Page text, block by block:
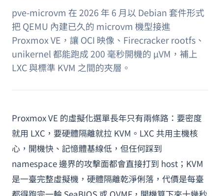
pve-microvm 在 2026 年 6 月以 Debian 套件形式
把 QEMU 內建已久的 microvm 機型接進
Proxmox VE，讓 OCI 映像、Firecracker rootfs、
unikernel 都能跑成 200 毫秒開機的 µVM，補上
LXC 與標準 KVM 之間的夾層。
Proxmox VE 的虛擬化選單長年只有兩條路：要密度
就用 LXC，要硬體隔離就拉 KVM。LXC 共用主機核
心，開機快、記憶體基線低，但任何踩到
namespace 邊界的攻擊面都會直接打到 host；KVM
是一臺完整虛擬機，硬體隔離乾淨俐落，代價是每臺